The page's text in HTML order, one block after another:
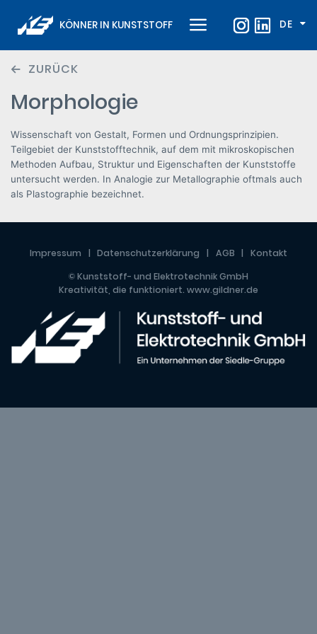
KÖNNER IN KUNSTSTOFF DE
ZURÜCK
Morphologie
Wissenschaft von Gestalt, Formen und Ordnungsprinzipien.
Teilgebiet der Kunststofftechnik, auf dem mit mikroskopischen
Methoden Aufbau, Struktur und Eigenschaften der Kunststoffe
untersucht werden. In Analogie zur Metallographie oftmals auch
als Plastographie bezeichnet.
Impressum Datenschutzerklärung AGB
Kontakt
© Kunststoff- und Elektrotechnik GmbH
Kreativität, die funktioniert. www.gildner.de